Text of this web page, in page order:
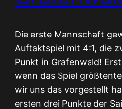
Die erste Mannschaft
Auftaktspiel mit 4:1, die
Punkt in Grafenwald!
wenn das Spiel
wir uns das vorgestellt
ersten drei Punkte der